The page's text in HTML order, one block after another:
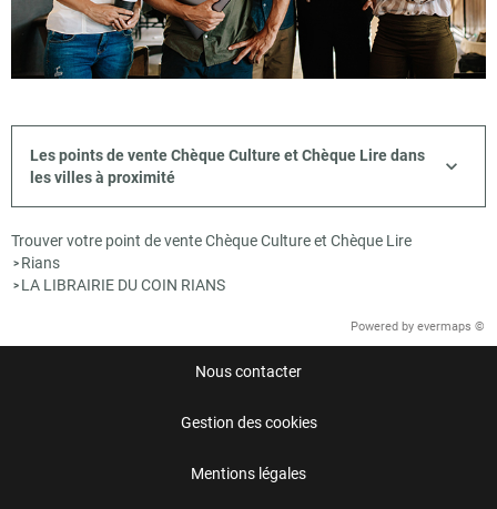
Les points de vente Chèque Culture et Chèque Lire dans
les villes à proximité
Trouver votre point de vente Chèque Culture et Chèque Lire
> Rians
> LA LIBRAIRIE DU COIN RIANS
Powered by evermaps ©
Nous contacter
Gestion des cookies
Mentions légales